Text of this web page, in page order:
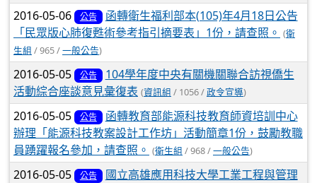
2016-05-06 公告
函轉衛生福利部本(105)年4月18日公告
「民眾版心肺復甦術參考指引摘要表」1份，請查照。 (衛
生組 / 965 /一般公告)
2016-05-05 公告
104學年度中央有關機關聯合訪視僑生
活動綜合座談意見彙復表 (資訊組 / 1056 /政令宣導)
2016-05-05 公告
函轉教育部能源科技教育師資培訓中心
辦理「能源科技教案設計工作坊」活動簡章1份，鼓勵教職
員踴躍報名參加，請查照。 (衛生組 / 968 /一般公告)
2016-05-05 公告
國立高雄應用科技大學工業工程與管理